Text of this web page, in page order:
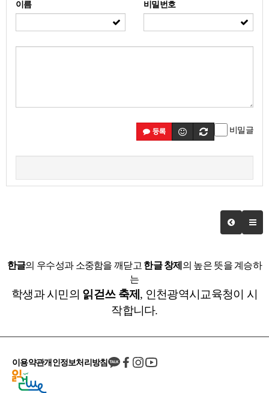
이름 비밀번호
등록 비밀글
한글의 우수성과 소중함을 깨닫고 한글 창제 의 높은 뜻을 계승하
는
학생과 시민의 읽걷쓰 축제 , 인천광역시교육청이 시
작합니다.
이용약관개인정보처리방침